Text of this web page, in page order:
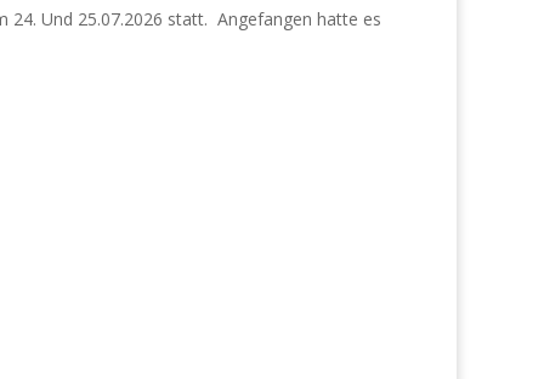
24. Und 25.07.2026 statt. Angefangen hatte es